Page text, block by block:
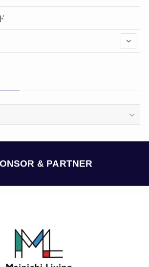
& PARTNER